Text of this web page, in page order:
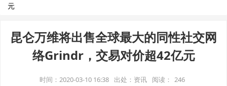
元
昆仑万维将出售全球最大的同性社交网
络Grindr，交易对价超42亿元
时间：2020-03-10 16:38 出处：资讯 阅读： 246